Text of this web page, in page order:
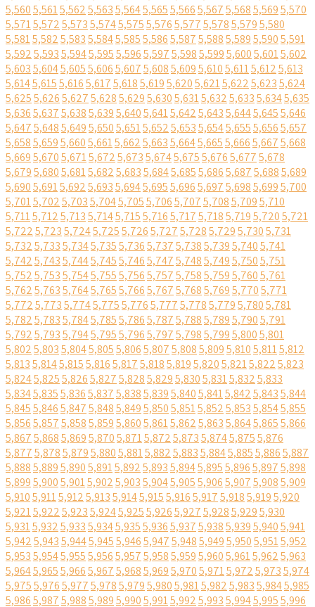
5,5605,5615,5625,5635,5645,5655,5665,5675,5685,5695,570
5,5715,5725,5735,5745,5755,5765,5775,5785,5795,580
5,5815,5825,5835,5845,5855,5865,5875,5885,5895,5905,591
5,5925,5935,5945,5955,5965,5975,5985,5995,6005,6015,602
5,6035,6045,6055,6065,6075,6085,6095,6105,6115,6125,613
5,6145,6155,6165,6175,6185,6195,6205,6215,6225,6235,624
5,6255,6265,6275,6285,6295,6305,6315,6325,6335,6345,635
5,6365,6375,6385,6395,6405,6415,6425,6435,6445,6455,646
5,6475,6485,6495,6505,6515,6525,6535,6545,6555,6565,657
5,6585,6595,6605,6615,6625,6635,6645,6655,6665,6675,668
5,6695,6705,6715,6725,6735,6745,6755,6765,6775,678
5,6795,6805,6815,6825,6835,6845,6855,6865,6875,6885,689
5,6905,6915,6925,6935,6945,6955,6965,6975,6985,6995,700
5,7015,7025,7035,7045,7055,7065,7075,7085,7095,710
5,7115,7125,7135,7145,7155,7165,7175,7185,7195,7205,721
5,7225,7235,7245,7255,7265,7275,7285,7295,7305,731
5,7325,7335,7345,7355,7365,7375,7385,7395,7405,741
5,7425,7435,7445,7455,7465,7475,7485,7495,7505,751
5,7525,7535,7545,7555,7565,7575,7585,7595,7605,761
5,7625,7635,7645,7655,7665,7675,7685,7695,7705,771
5,7725,7735,7745,7755,7765,7775,7785,7795,7805,781
5,7825,7835,7845,7855,7865,7875,7885,7895,7905,791
5,7925,7935,7945,7955,7965,7975,7985,7995,8005,801
5,8025,8035,8045,8055,8065,8075,8085,8095,8105,8115,812
5,8135,8145,8155,8165,8175,8185,8195,8205,8215,8225,823
5,8245,8255,8265,8275,8285,8295,8305,8315,8325,833
5,8345,8355,8365,8375,8385,8395,8405,8415,8425,8435,844
5,8455,8465,8475,8485,8495,8505,8515,8525,8535,8545,855
5,8565,8575,8585,8595,8605,8615,8625,8635,8645,8655,866
5,8675,8685,8695,8705,8715,8725,8735,8745,8755,876
5,8775,8785,8795,8805,8815,8825,8835,8845,8855,8865,887
5,8885,8895,8905,8915,8925,8935,8945,8955,8965,8975,898
5,8995,9005,9015,9025,9035,9045,9055,9065,9075,9085,909
5,9105,9115,9125,9135,9145,9155,9165,9175,9185,9195,920
5,9215,9225,9235,9245,9255,9265,9275,9285,9295,930
5,9315,9325,9335,9345,9355,9365,9375,9385,9395,9405,941
5,9425,9435,9445,9455,9465,9475,9485,9495,9505,9515,952
5,9535,9545,9555,9565,9575,9585,9595,9605,9615,9625,963
5,9645,9655,9665,9675,9685,9695,9705,9715,9725,9735,974
5,9755,9765,9775,9785,9795,9805,9815,9825,9835,9845,985
5,9865,9875,9885,9895,9905,9915,9925,9935,9945,9955,996